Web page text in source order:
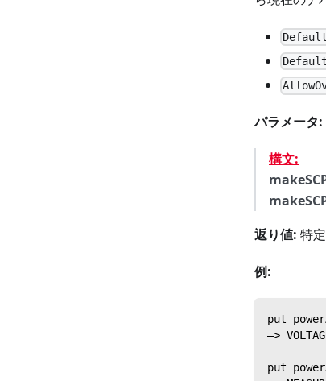
パラメータ:
構文:
返り値: 特
例:
put
—>
put